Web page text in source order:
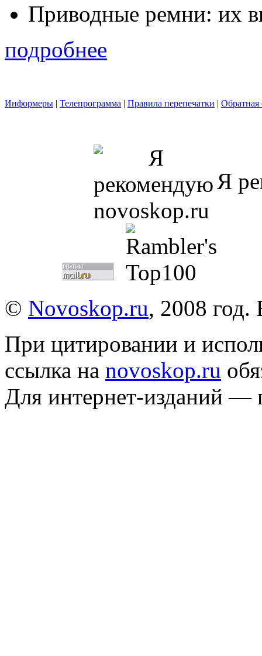
Приводные ремни: их
подробнее
Информеры | Телепрограмма | Правила перепечатки | Обратная
Я
© Novoskop.ru, 2008
При цитировании и
ссылка на novoskop.ru
Для интернет-изданий —